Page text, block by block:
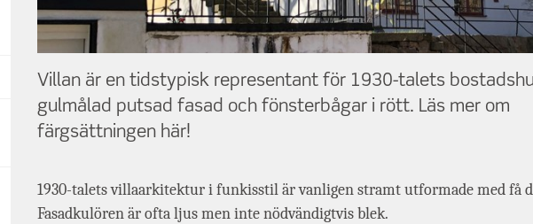
Villan är en tidstypisk representant för 1930-talets
gulmålad putsad fasad och fönsterbågar i rött. Läs mer om
färgsättningen här!
1930-talets villaarkitektur i funkisstil är vanligen stramt utformade med få
Fasadkulören är ofta ljus men inte nödvändigtvis blek.